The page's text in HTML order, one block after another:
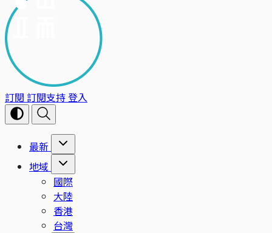
訂閱 訂閱支持登入
最新
地域
國際
大陸
香港
台灣